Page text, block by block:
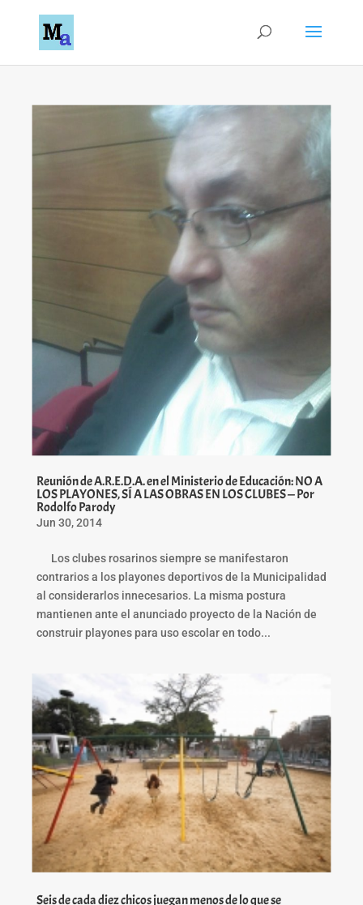
Reunión de A.R.E.D.A. en el Ministerio de Educación: NO A
LOS PLAYONES, SÍ A LAS OBRAS EN LOS CLUBES — Por
Rodolfo Parody
Jun 30, 2014
Los clubes rosarinos siempre se manifestaron
contrarios a los playones deportivos de la Municipalidad
al considerarlos innecesarios. La misma postura
mantienen ante el anunciado proyecto de la Nación de
construir playones para uso escolar en todo...
Seis de cada diez chicos juegan menos de lo que se